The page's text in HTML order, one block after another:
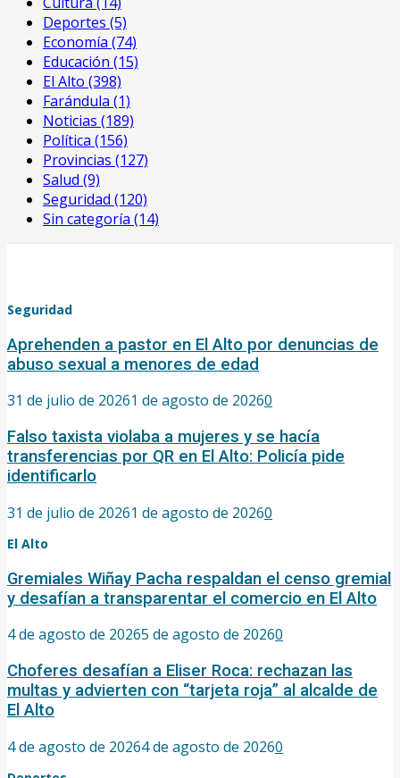
Deportes (5)
Economía (74)
Educación (15)
El Alto (398)
Farándula (1)
Noticias (189)
Política (156)
Provincias (127)
Salud (9)
Seguridad (120)
Sin categoría (14)
Seguridad
Aprehenden a pastor en El Alto por denuncias de
abuso sexual a menores de edad
31 de julio de 20261 de agosto de 20260
Falso taxista violaba a mujeres y se hacía
transferencias por QR en El Alto: Policía pide
identificarlo
31 de julio de 20261 de agosto de 20260
El Alto
Gremiales Wiñay Pacha respaldan el censo gremial
y desafían a transparentar el comercio en El Alto
4 de agosto de 20265 de agosto de 20260
Choferes desafían a Eliser Roca: rechazan las
multas y advierten con “tarjeta roja” al alcalde de
El Alto
4 de agosto de 20264 de agosto de 20260